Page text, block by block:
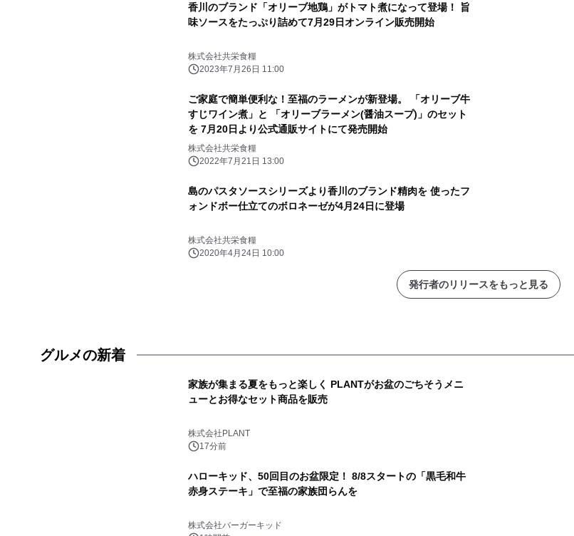
香川のブランド「オリーブ地鶏」がトマト煮になって登場！ 旨
味ソースをたっぷり詰めて7月29日オンライン販売開始
株式会社共栄食糧
2023年7月26日 11:00
ご家庭で簡単便利な！至福のラーメンが新登場。 「オリーブ牛
すじワイン煮」と 「オリーブラーメン(醤油スープ)」のセット
を 7月20日より公式通販サイトにて発売開始
株式会社共栄食糧
2022年7月21日 13:00
島のパスタソースシリーズより香川のブランド精肉を 使ったフ
ォンドボー仕立てのボロネーゼが4月24日に登場
株式会社共栄食糧
2020年4月24日 10:00
発行者のリリースをもっと見る
グルメの新着
家族が集まる夏をもっと楽しく PLANTがお盆のごちそうメニ
ューとお得なセット商品を販売
株式会社PLANT
17分前
ハローキッド、50回目のお盆限定！ 8/8スタートの「黒毛和牛
赤身ステーキ」で至福の家族団らんを
株式会社バーガーキッド